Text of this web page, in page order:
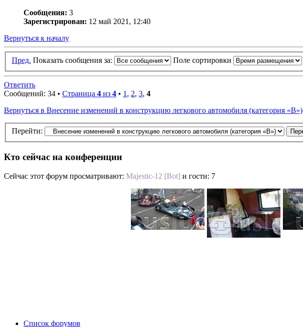
Сообщения: 3
Зарегистрирован: 12 май 2021, 12:40
Вернуться к началу
Пред. Показать сообщения за: Поле сортировки
Ответить
Сообщений: 34 • Страница 4 из 4 • 1 , 2, 3, 4
Вернуться в Внесение изменений в конструкцию легкового автомобиля (категория «В»)
Перейти:
Кто сейчас на конференции
Сейчас этот форум просматривают: Majestic-12 [Bot] и гости: 7
Список форумов